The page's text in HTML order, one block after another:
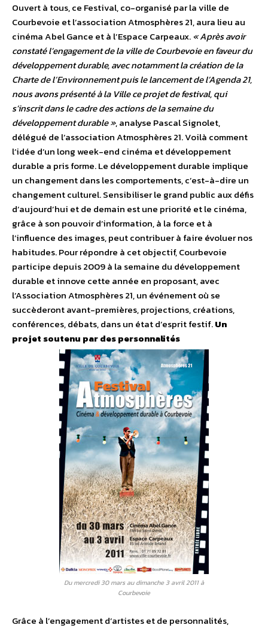
Ouvert à tous, ce Festival, co-organisé par la ville de
Courbevoie et l’association Atmosphères 21, aura lieu au
cinéma Abel Gance et à l’Espace Carpeaux.« Après avoir
constaté l’engagement de la ville de Courbevoie en faveur du
développement durable, avec notamment la création de la
Charte de l’Environnement puis le lancement de l’Agenda 21,
nous avons présenté à la Ville ce projet de festival, qui
s’inscrit dans le cadre des actions de la semaine du
développement durable », analyse Pascal Signolet,
délégué de l’association Atmosphères 21. Voilà comment
l’idée d’un long week-end cinéma et développement
durable a pris forme. Le développement durable implique
un changement dans les comportements, c’est-à-dire un
changement culturel. Sensibiliser le grand public aux défis
d’aujourd’hui et de demain est une priorité et le cinéma,
grâce à son pouvoir d’information, à la force et à
l’influence des images, peut contribuer à faire évoluer nos
habitudes. Pour répondre à cet objectif, Courbevoie
participe depuis 2009 à la semaine du développement
durable et innove cette année en proposant, avec
l’Association Atmosphères 21, un événement où se
succèderont avant-premières, projections, créations,
conférences, débats, dans un état d’esprit festif.Un
projet soutenu par des personnalités
Du mercredi 30 mars au dimanche 3 avril 2011 à
Courbevoie
Grâce à l’engagement d’artistes et de personnalités,